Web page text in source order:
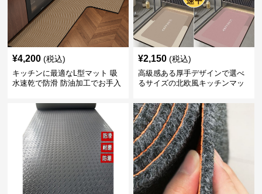
¥4,200 (税込)
キッチンに最適なL型マット 吸
水速乾で防滑 防油加工でお手入
¥2,150 (税込)
高級感ある厚手デザインで選べ
るサイズの北欧風キッチンマッ